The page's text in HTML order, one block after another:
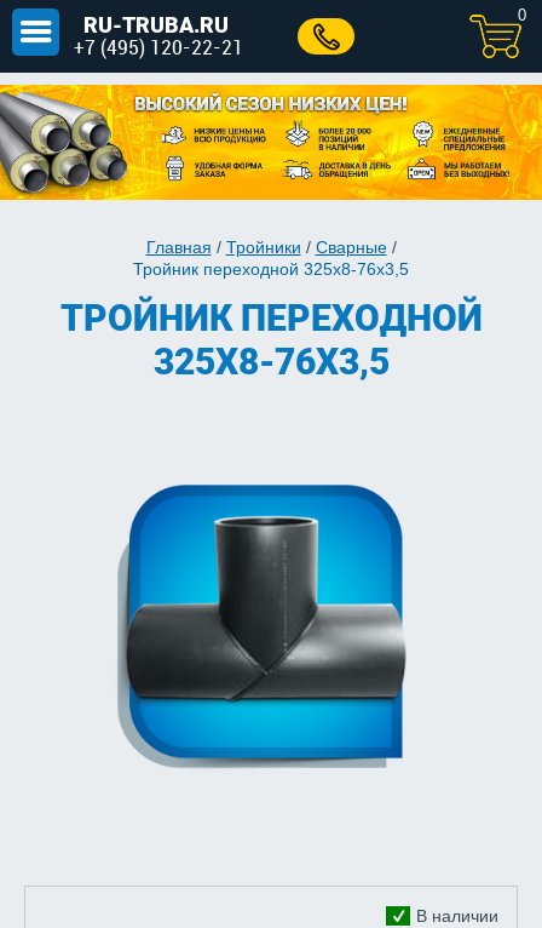
RU-TRUBA.RU
+7 (495) 120-22-21
0
Главная / Тройники / Сварные/
Тройник переходной 325х8-76х3,5
ТРОЙНИК ПЕРЕХОДНОЙ
325Х8-76Х3,5
В наличии